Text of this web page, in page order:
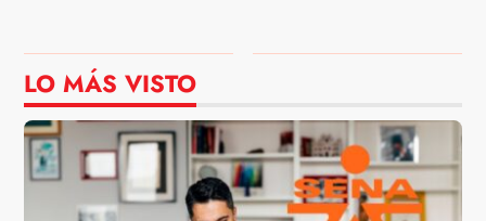
LO MÁS VISTO